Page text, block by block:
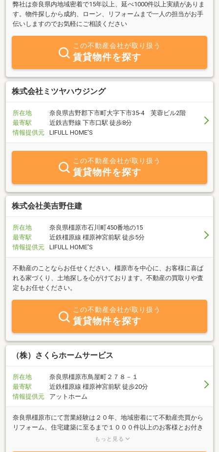
弊社は奈良県内地域密着で15年以上、延べ1000件以上実績がありま
す。物件探しから成約、ローン、リフォームまで一人の担当がお手
伝いしますのでお気軽にご相談ください
この不動産会社が取り扱う
賃貸物件を探す
株式会社ミツヤハウジング
所在地
奈良県吉野郡下市町大字下市35-4 芙蓉ビル2階
最寄駅
近鉄吉野線 下市口駅 徒歩8分
情報提供元
LIFULL HOME'S
この不動産会社が取り扱う
賃貸物件を探す
株式会社美吉野住建
所在地
奈良県橿原市石川町450番地の15
最寄駅
近鉄橿原線 橿原神宮前駅 徒歩5分
情報提供元
LIFULL HOME'S
不動産のことならお任せください。橿原市を中心に、お客様に喜ば
れる家づくり、土地探しを心がけております。不動産の買取りや査
定もお任せください。
この不動産会社が取り扱う
賃貸物件を探す
（株）さくらホームサービス
所在地
奈良県橿原市鳥屋町２７８－１
最寄駅
近鉄橿原線 橿原神宮前駅 徒歩20分
情報提供元
アットホーム
奈良県橿原市にて営業経験は２０年、地域密着にて不動産売買から
リフォーム、住宅建築に至るまで１０００件以上のお客様とお付き
合いをさせて頂いております。物件をお探しの方は物件のご紹介か
もっと見る